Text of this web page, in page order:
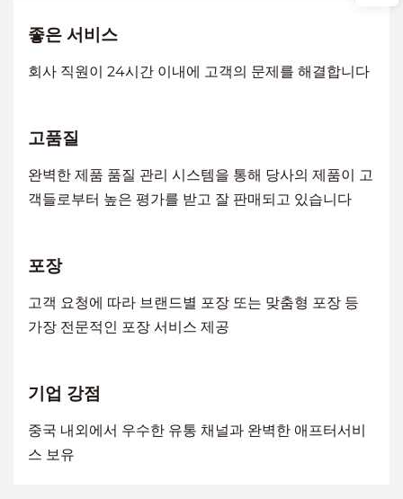
좋은 서비스
회사 직원이 24시간 이내에 고객의 문제를 해결합니다
고품질
완벽한 제품 품질 관리 시스템을 통해 당사의 제품이 고
객들로부터 높은 평가를 받고 잘 판매되고 있습니다
포장
고객 요청에 따라 브랜드별 포장 또는 맞춤형 포장 등
가장 전문적인 포장 서비스 제공
기업 강점
중국 내외에서 우수한 유통 채널과 완벽한 애프터서비
스 보유